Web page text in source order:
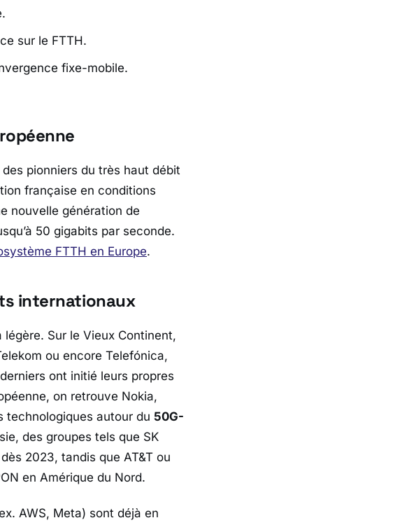
sur le FTTH.
fixe-mobile.
des pionniers du très haut débit
française en conditions
nouvelle génération de
50 gigabits par seconde.
FTTH en Europe.
internationaux
légère. Sur le Vieux Continent,
ou encore Telefónica,
ont initié leurs propres
on retrouve Nokia,
technologiques autour du 50G-
des groupes tels que SK
2023, tandis que AT&T ou
en Amérique du Nord.
AWS, Meta) sont déjà en